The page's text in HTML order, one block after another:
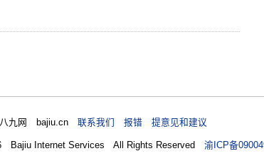
八九网 bajiu.cn联系我们 报错 提意见和建议
Bajiu Internet Services All Rights Reserved 渝ICP备